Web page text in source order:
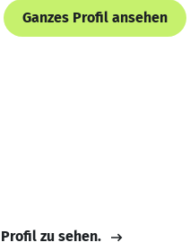
Ganzes Profil ansehen
zu sehen.